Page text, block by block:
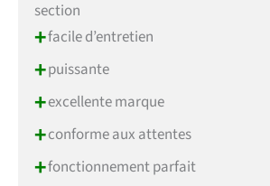
section
+facile d’entretien
+puissante
+excellente marque
+conforme aux attentes
+fonctionnement parfait